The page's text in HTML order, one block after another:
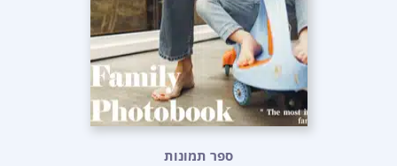
ספר תמונות